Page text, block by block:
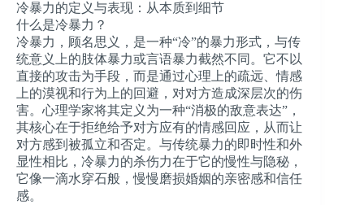
冷暴力的定义与表现：从本质到细节
什么是冷暴力？
冷暴力，顾名思义，是一种“冷”的暴力形式，与传
统意义上的肢体暴力或言语暴力截然不同。它不以
直接的攻击为手段，而是通过心理上的疏远、情感
上的漠视和行为上的回避，对对方造成深层次的伤
害。心理学家将其定义为一种“消极的敌意表达”，
其核心在于拒绝给予对方应有的情感回应，从而让
对方感到被孤立和否定。与传统暴力的即时性和外
显性相比，冷暴力的杀伤力在于它的慢性与隐秘，
它像一滴水穿石般，慢慢磨损婚姻的亲密感和信任
感。